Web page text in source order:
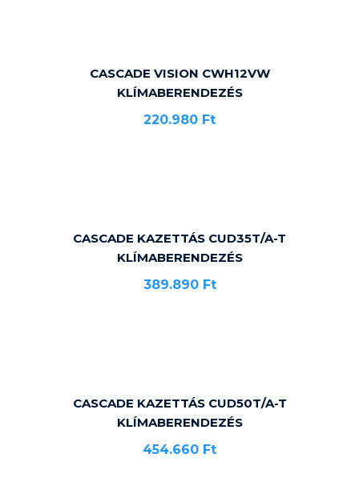
CASCADE VISION CWH12VW
KLÍMABERENDEZÉS
220.980 Ft
CASCADE KAZETTÁS CUD35T/A-T
KLÍMABERENDEZÉS
389.890 Ft
CASCADE KAZETTÁS CUD50T/A-T
KLÍMABERENDEZÉS
454.660 Ft